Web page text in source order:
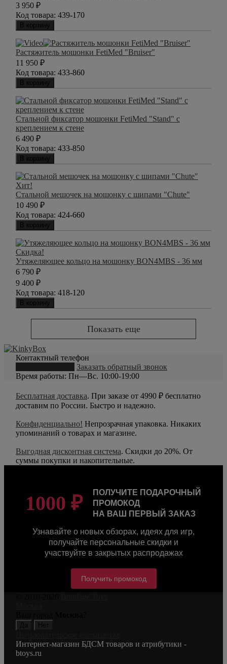
3 950 ₽
Код товара: 439-170
В корзину
Растяжитель мошонки FetiMed "Bruiser"
11 950 ₽
Код товара: 433-860
В корзину
Стальной фиксатор мошонки FetiMed "Stand" с
креплением к стене
6 490 ₽
Код товара: 433-850
В корзину
Хит!
Стальной мешочек на мошонку с шипами "Chute"
10 490 ₽
Код товара: 424-660
В корзину
Скидка!
Утяжеляющее кольцо на мошонку BON4MBS - 36 мм
6 790 ₽
9 400 ₽
Код товара: 418-120
В корзину
Показать еще
Контактный телефон
Заказать обратный звонок
Время работы: Пн—Вс. 10:00-19:00
Бесплатная доставка. При заказе от 4990 ₽ бесплатно
доставим по России. Быстро и надежно.
Конфиденциально! Непрозрачная упаковка. Никаких
упоминаний о товарах и магазине.
Выгодная дисконтная система. Скидки до 20%. От
суммы покупки и накопительные.
1000 ₽
ПОЛУЧИТЕ ПОДАРОЧНЫЙ
ПРОМОКОД
НА ВАШ ПЕРВЫЙ ЗАКАЗ
Узнавайте о новых обзорах, идеях для игр,
получайте персональные скидки и
участвуйте в закрытых распродажах
Получить промокод
Интернет-магазин БДСМ товаров и атрибутики -
btoys.ru